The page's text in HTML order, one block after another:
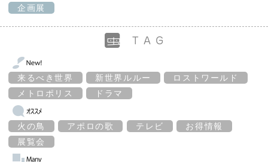
企画展
来るべき世界 新世界ルルー
ロストワールド
メトロポリス
ドラマ
火の鳥 アポロの歌 テレビ
お得情報
展覧会